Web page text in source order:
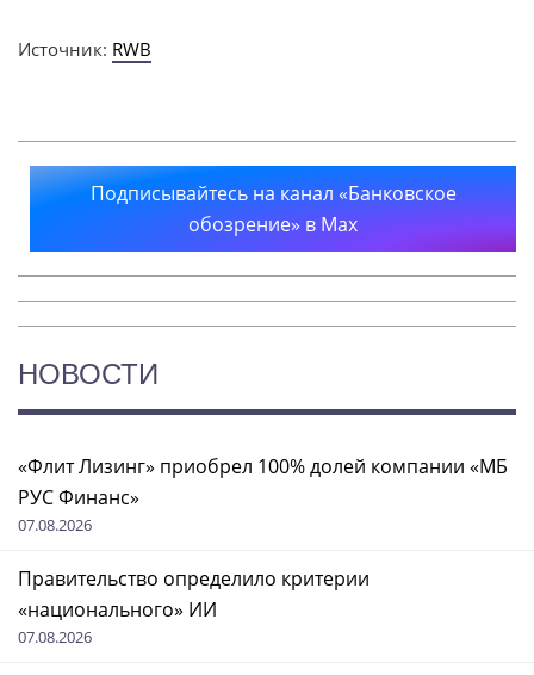
Источник: RWB
Подписывайтесь на канал «Банковское
обозрение» в Max
НОВОСТИ
«Флит Лизинг» приобрел 100% долей компании «МБ
РУС Финанс»
07.08.2026
Правительство определило критерии
«национального» ИИ
07.08.2026